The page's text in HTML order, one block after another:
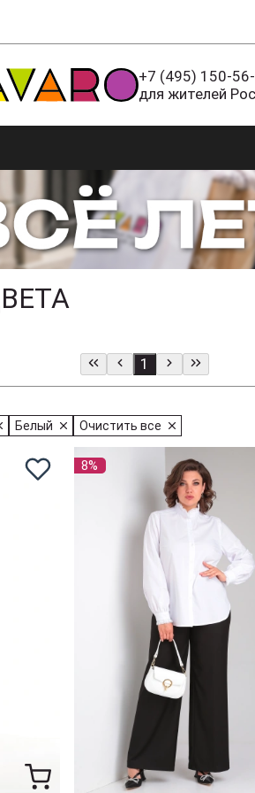
+7 (495) 150-
для жителей
1
Белый Очистить все
8%